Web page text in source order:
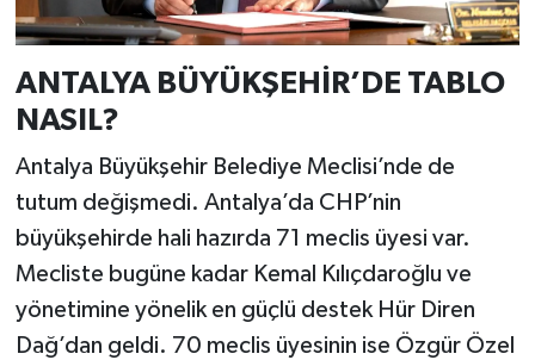
ANTALYA BÜYÜKŞEHİR’DE TABLO
NASIL?
Antalya Büyükşehir Belediye Meclisi’nde de
tutum değişmedi. Antalya’da CHP’nin
büyükşehirde hali hazırda 71 meclis üyesi var.
Mecliste bugüne kadar Kemal Kılıçdaroğlu ve
yönetimine yönelik en güçlü destek Hür Diren
Dağ’dan geldi. 70 meclis üyesinin ise Özgür Özel